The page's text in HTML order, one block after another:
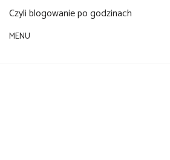
Czyli blogowanie po godzinach
MENU